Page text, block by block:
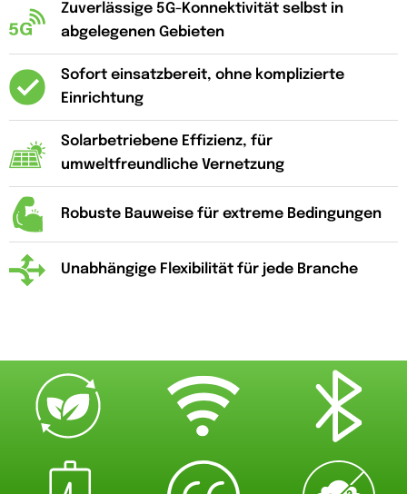
Zuverlässige 5G-Konnektivität selbst in
abgelegenen Gebieten
Sofort einsatzbereit, ohne komplizierte
Einrichtung
Solarbetriebene Effizienz, für
umweltfreundliche Vernetzung
Robuste Bauweise für extreme Bedingungen
Unabhängige Flexibilität für jede Branche